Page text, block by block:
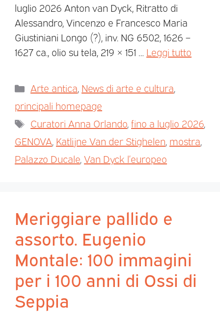
luglio 2026 Anton van Dyck, Ritratto di
Alessandro, Vincenzo e Francesco Maria
Giustiniani Longo (?), inv. NG 6502, 1626 –
1627 ca., olio su tela, 219 × 151 … Leggi tutto
Arte antica News di arte e cultura
principali homepage
Curatori Anna Orlando fino a luglio 2026
GENOVA Katlijne Van der Stighelen mostra
Palazzo Ducale Van Dyck l’europeo
Meriggiare pallido e
assorto. Eugenio
Montale: 100 immagini
per i 100 anni di Ossi di
Seppia